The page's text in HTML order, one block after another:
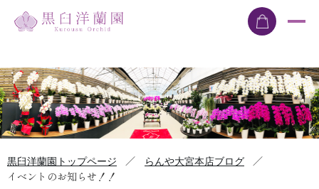
黒臼洋蘭園トップページ ／ らんや大宮本店ブログ
／
イベントのお知らせ！！